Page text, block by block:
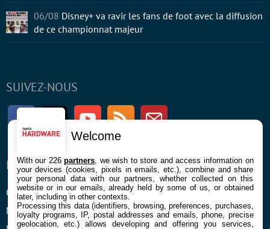
SUIVEZ-NOUS
FacebookTwitter Youtube RSS Newsletter
ENTREPRISE
Confidentialité et Cookies
Mentions légales et CGU
À PROPOS
Contact
06/08 Disney+ va ravir les fans de foot avec la diffusion
de ce championnat majeur
Welcome
With our 226partners , we wish to store and access information on
your devices (cookies, pixels in emails, etc.), combine and share
your personal data with our partners, whether collected on this
website or in our emails, already held by some of us, or obtained
later, including in other contexts.
Processing this data (identifiers, browsing, preferences, purchases,
loyalty programs, IP, postal addresses and emails, phone, precise
geolocation, etc.) allows developing and offering you services,